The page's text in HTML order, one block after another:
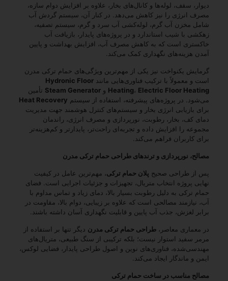
دیوار، سقف، لوله‌ها و کانال‌های بخار، علاوه بر افزایش دوام سازه،
مصرف انرژی را نیز کاهش می‌دهد. در کنار آن، سیستم گردش آب
شامل مخزن آب گرم، لوله‌کشی آب سرد و گرم، سیستم تصفیه،
زهکشی با شیب استاندارد و در پروژه‌های پایدار، بازیافت آب
خاکستری است که به کاهش مصرف آب، افزایش بهداشت و پایین
آمدن هزینه‌های نگهداری کمک می‌کند.
گرمایش یکنواخت نیز یکی از مهم‌ترین ویژگی‌های حمام ترکی مدرن
است و معمولاً با ترکیب فناوری‌هایی مانند Hydronic Floor
Heating، Electric Floor Heating و Steam Generator تأمین
می‌شود. در پروژه‌های پیشرفته، استفاده از سیستم Heat Recovery
برای بازیابی انرژی بخار و سیستم‌های کنترل هوشمند جهت مدیریت
دمای کف، بخار، رطوبت، نورپردازی و مصرف انرژی، راندمان
مجموعه را افزایش داده و تجربه‌ای راحت‌تر، پایدارتر و کم‌هزینه‌تر
برای کاربران فراهم می‌کند.
مصالح، نورپردازی و ترندهای طراحی حمام ترکی مدرن
پس از طراحی صحیح پلان حمام ترکی، مهم‌ترین عامل در کیفیت
نهایی پروژه انتخاب متریال، تجهیزات و جزئیات اجرایی است. فضای
حمام ترکی به دلیل رطوبت بسیار بالا، دمای زیاد و تماس مداوم با
آب، نیازمند مصالحی است که علاوه بر زیبایی، دوام بالا، مقاومت در
برابر لغزش، جذب آب پایین و قابلیت نگهداری آسان داشته باشند.
در معماری معاصر، طراحی حمام ترکی مدرن دیگر تنها بر استفاده از
مرمر سفید استوار نیست؛ بلکه ترکیبی از سنگ طبیعی، متریال‌های
مهندسی‌شده، فناوری‌های نوین و اصول طراحی پایدار، فضایی لوکس،
ایمن و ماندگار ایجاد می‌کند.
مصالح مناسب در ساخت حمام ترکی